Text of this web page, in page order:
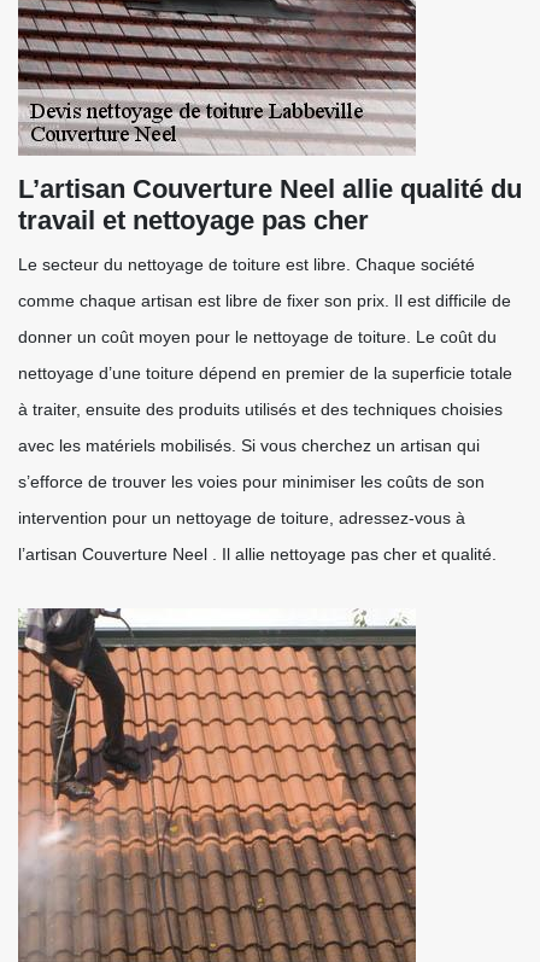
L’artisan Couverture Neel allie qualité du
travail et nettoyage pas cher
Le secteur du nettoyage de toiture est libre. Chaque société
comme chaque artisan est libre de fixer son prix. Il est difficile de
donner un coût moyen pour le nettoyage de toiture. Le coût du
nettoyage d’une toiture dépend en premier de la superficie totale
à traiter, ensuite des produits utilisés et des techniques choisies
avec les matériels mobilisés. Si vous cherchez un artisan qui
s’efforce de trouver les voies pour minimiser les coûts de son
intervention pour un nettoyage de toiture, adressez-vous à
l’artisan Couverture Neel . Il allie nettoyage pas cher et qualité.